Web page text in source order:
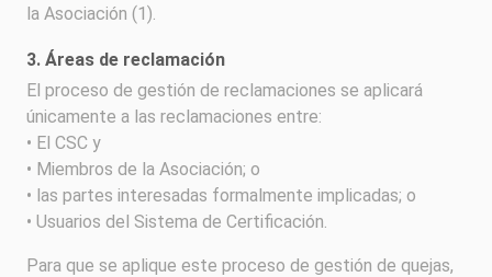
la Asociación (1).
3. Áreas de reclamación
El proceso de gestión de reclamaciones se aplicará
únicamente a las reclamaciones entre:
• El CSC y
• Miembros de la Asociación; o
• las partes interesadas formalmente implicadas; o
• Usuarios del Sistema de Certificación.
Para que se aplique este proceso de gestión de quejas,